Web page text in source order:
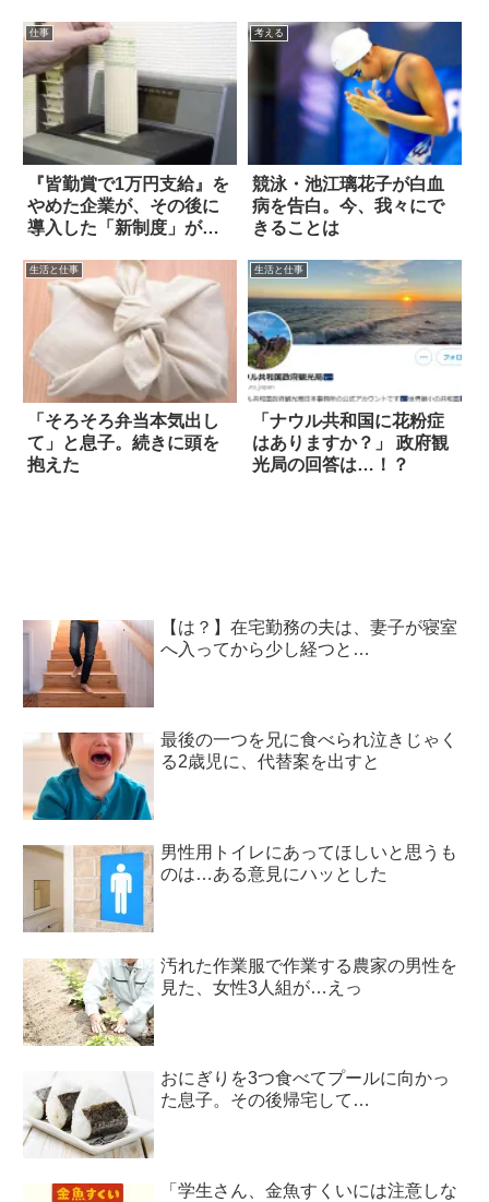
仕事
『皆勤賞で1万円支給』を
やめた企業が、その後に
導入した「新制度」が素
考える
競泳・池江璃花子が白血
病を告白。今、我々にで
きることは
生活と仕事
「そろそろ弁当本気出し
て」と息子。続きに頭を
抱えた
生活と仕事
「ナウル共和国に花粉症
はありますか？」 政府観
光局の回答は…！？
【は？】在宅勤務の夫は、妻子が寝室
へ入ってから少し経つと…
最後の一つを兄に食べられ泣きじゃく
る2歳児に、代替案を出すと
男性用トイレにあってほしいと思うも
のは…ある意見にハッとした
汚れた作業服で作業する農家の男性を
見た、女性3人組が…えっ
おにぎりを3つ食べてプールに向かっ
た息子。その後帰宅して…
「学生さん、金魚すくいには注意しな